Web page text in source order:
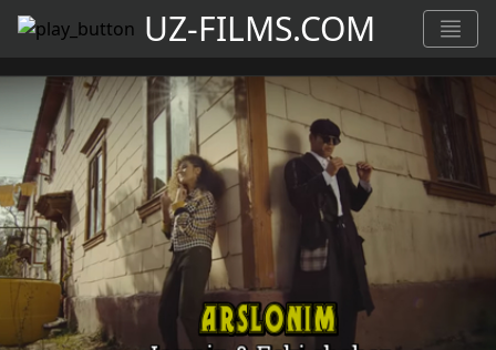
UZ-FILMS.COM